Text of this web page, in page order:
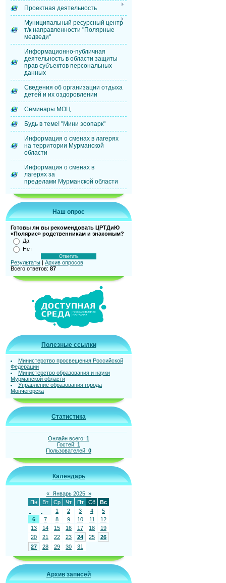
Проектная деятельность
Муниципальный ресурсный центр
т/к направленности "Полярные
медведи"
Информационно-публичная
деятельность в области защиты
прав субъектов персональных
данных
Сведения об организации отдыха
детей и их оздоровлении
Семинары МОЦ
Будь в теме! "Мини зоопарк"
Информация о сменах в лагерях
на территории Мурманской
области
Информация о сменах в
лагерях за
пределами Мурманской области
Наш опрос
Готовы ли вы рекомендовать ЦРТДиЮ
«Полярис» родственникам и знакомым?
Да
Нет
Результаты | Архив опросов
Всего ответов: 87
Полезные ссылки
Министерство просвещения Российской
Федерации
Министерство образования и науки
Мурманской области
Управление образования города
Мончегорска
Статистика
Онлайн всего: 1
Гостей: 1
Пользователей: 0
Календарь
« Январь 2025 »
Пн
Вт Ср Чт Пт Сб
Вс
1
2 3 4
5
6
7 8 9 10 11
12
13
14 15 16 17 18
19
20
21 22 23 24 25
26
27
28 29 30 31
Архив записей